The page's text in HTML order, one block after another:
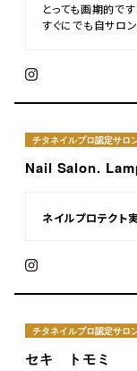
とっても画期的です
すぐにでも自サロ
チタネイルプロ認定サロ
Nail Salon.
ネイルプロテクト
チタネイルプロ認定サロ
セキ トモミ